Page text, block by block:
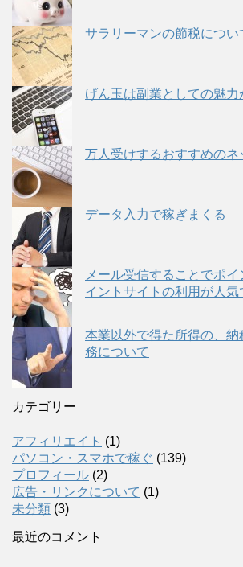
サラリーマンの節税につい
げん玉は副業としての魅力
万人受けするおすすめのネ
データ入力で稼ぎまくる
メール受信することでポ
イントサイトの利用が人気
本業以外で得た所得の、
務について
カテゴリー
アフィリエイト (1)
パソコン・スマホで稼ぐ (139)
プロフィール (2)
広告・リンクについて (1)
未分類 (3)
最近のコメント